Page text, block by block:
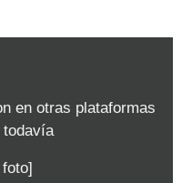
en otras plataformas
todavía